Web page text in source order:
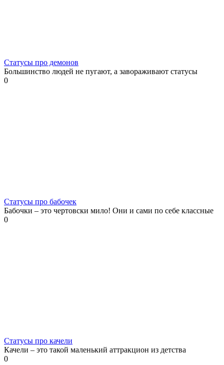
Статусы про демонов
Большинство людей не пугают, а завораживают статусы
0
Статусы про бабочек
Бабочки – это чертовски мило! Они и сами по себе классные
0
Статусы про качели
Качели – это такой маленький аттракцион из детства
0